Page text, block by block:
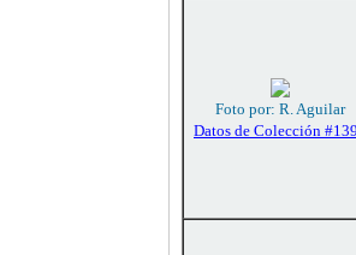
Foto por: R. Aguilar
Datos de Colección